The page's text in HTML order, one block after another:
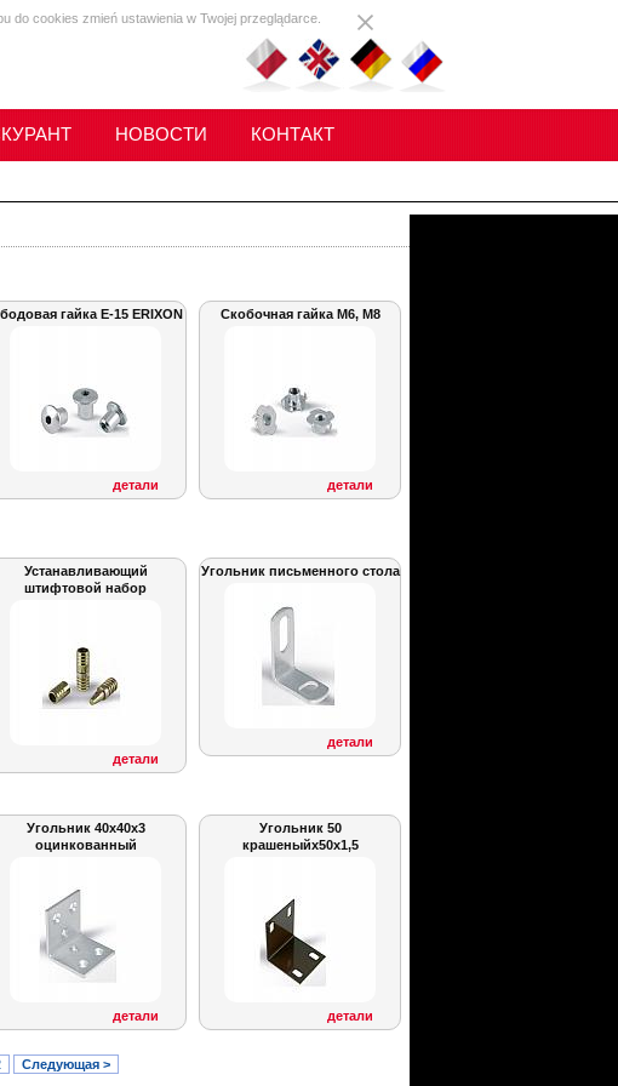
do cookies zmień ustawienia w Twojej przeglądarce.
НОВОСТИ КОНТАКТ
гайка E-15 ERIXON
детали
Скобочная гайка M6, M8
детали
Устанавливающий
штифтовой набор
детали
Угольник письменного стола
детали
Угольник 40x40x3
оцинкованный
детали
Угольник 50
крашеныйx50x1,5
детали
Следующая >